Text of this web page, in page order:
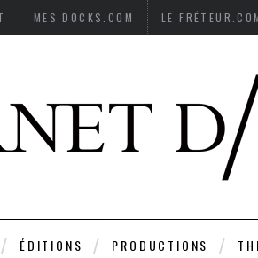
MES DOCKS.COM LE
ÉDITIONS PRODUCTIONS